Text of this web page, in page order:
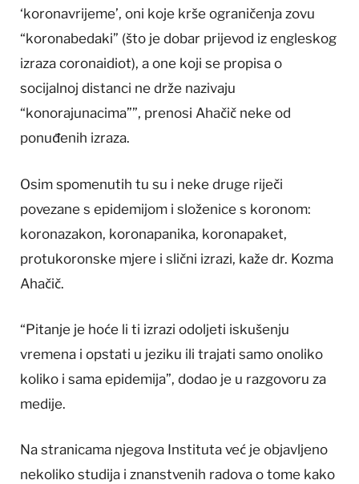
‘koronavrijeme’, oni koje krše ograničenja zovu
“koronabedaki” (što je dobar prijevod iz engleskog
izraza coronaidiot), a one koji se propisa o
socijalnoj distanci ne drže nazivaju
“konorajunacima””, prenosi Ahačič neke od
ponuđenih izraza.
Osim spomenutih tu su i neke druge riječi
povezane s epidemijom i složenice s koronom:
koronazakon, koronapanika, koronapaket,
protukoronske mjere i slični izrazi, kaže dr. Kozma
Ahačič.
“Pitanje je hoće li ti izrazi odoljeti iskušenju
vremena i opstati u jeziku ili trajati samo onoliko
koliko i sama epidemija”, dodao je u razgovoru za
medije.
Na stranicama njegova Instituta već je objavljeno
nekoliko studija i znanstvenih radova o tome kako